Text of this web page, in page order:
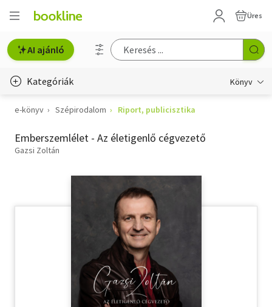
Üres
AI ajánló
Kategóriák Könyv
Életmód, egészség
Erotika
Szótár, nyelvkönyv
e-könyv Szépirodalom Riport, publicisztika
Emberszemlélet - Az életigenlő cégvezető
Gazsi Zoltán